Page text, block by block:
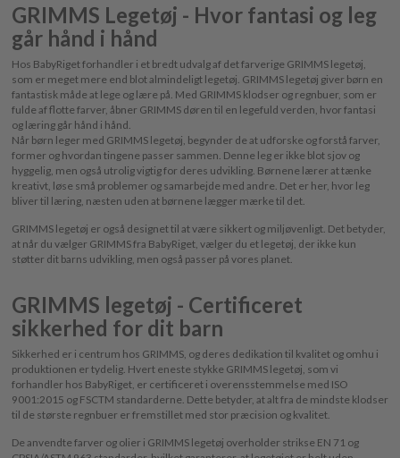
GRIMMS Legetøj - Hvor fantasi og leg
går hånd i hånd
Hos BabyRiget forhandler i et bredt udvalg af det farverige GRIMMS legetøj,
som er meget mere end blot almindeligt legetøj. GRIMMS legetøj giver børn en
fantastisk måde at lege og lære på. Med GRIMMS klodser og regnbuer, som er
fulde af flotte farver, åbner GRIMMS døren til en legefuld verden, hvor fantasi
og læring går hånd i hånd.
Når børn leger med GRIMMS legetøj, begynder de at udforske og forstå farver,
former og hvordan tingene passer sammen. Denne leg er ikke blot sjov og
hyggelig, men også utrolig vigtig for deres udvikling. Børnene lærer at tænke
kreativt, løse små problemer og samarbejde med andre. Det er her, hvor leg
bliver til læring, næsten uden at børnene lægger mærke til det.
GRIMMS legetøj er også designet til at være sikkert og miljøvenligt. Det betyder,
at når du vælger GRIMMS fra BabyRiget, vælger du et legetøj, der ikke kun
støtter dit barns udvikling, men også passer på vores planet.
GRIMMS legetøj - Certificeret
sikkerhed for dit barn
Sikkerhed er i centrum hos GRIMMS, og deres dedikation til kvalitet og omhu i
produktionen er tydelig. Hvert eneste stykke GRIMMS legetøj, som vi
forhandler hos BabyRiget, er certificeret i overensstemmelse med ISO
9001:2015 og FSCTM standarderne. Dette betyder, at alt fra de mindste klodser
til de største regnbuer er fremstillet med stor præcision og kvalitet.
De anvendte farver og olier i GRIMMS legetøj overholder strikse EN 71 og